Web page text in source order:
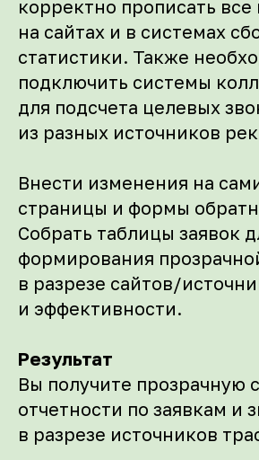
корректно прописать все
на сайтах и в cистемах
статистики. Также
подключить системы
для подсчета целевых
из разных источников
Внести изменения на
страницы и формы
Собрать таблицы заявок
формирования
в разрезе сайтов/
и эффективности.
Результат
Вы получите прозрачную
отчетности по заявкам и
в разрезе источников